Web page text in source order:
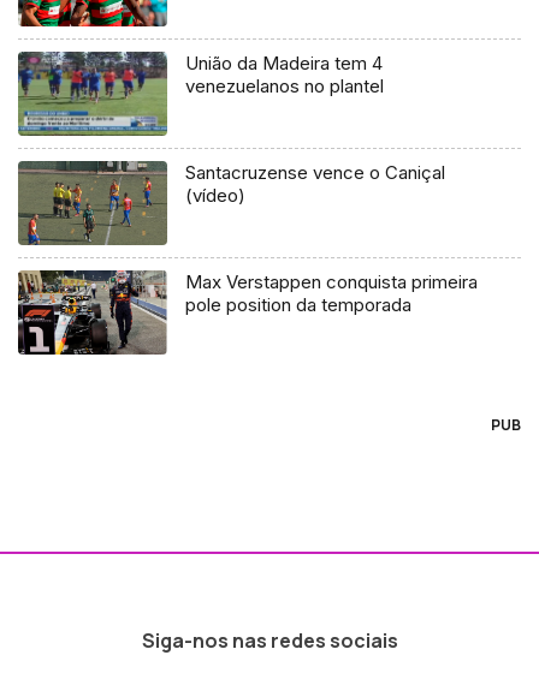
União da Madeira tem 4
venezuelanos no plantel
Santacruzense vence o Caniçal
(vídeo)
Max Verstappen conquista primeira
pole position da temporada
PUB
Siga-nos nas redes sociais